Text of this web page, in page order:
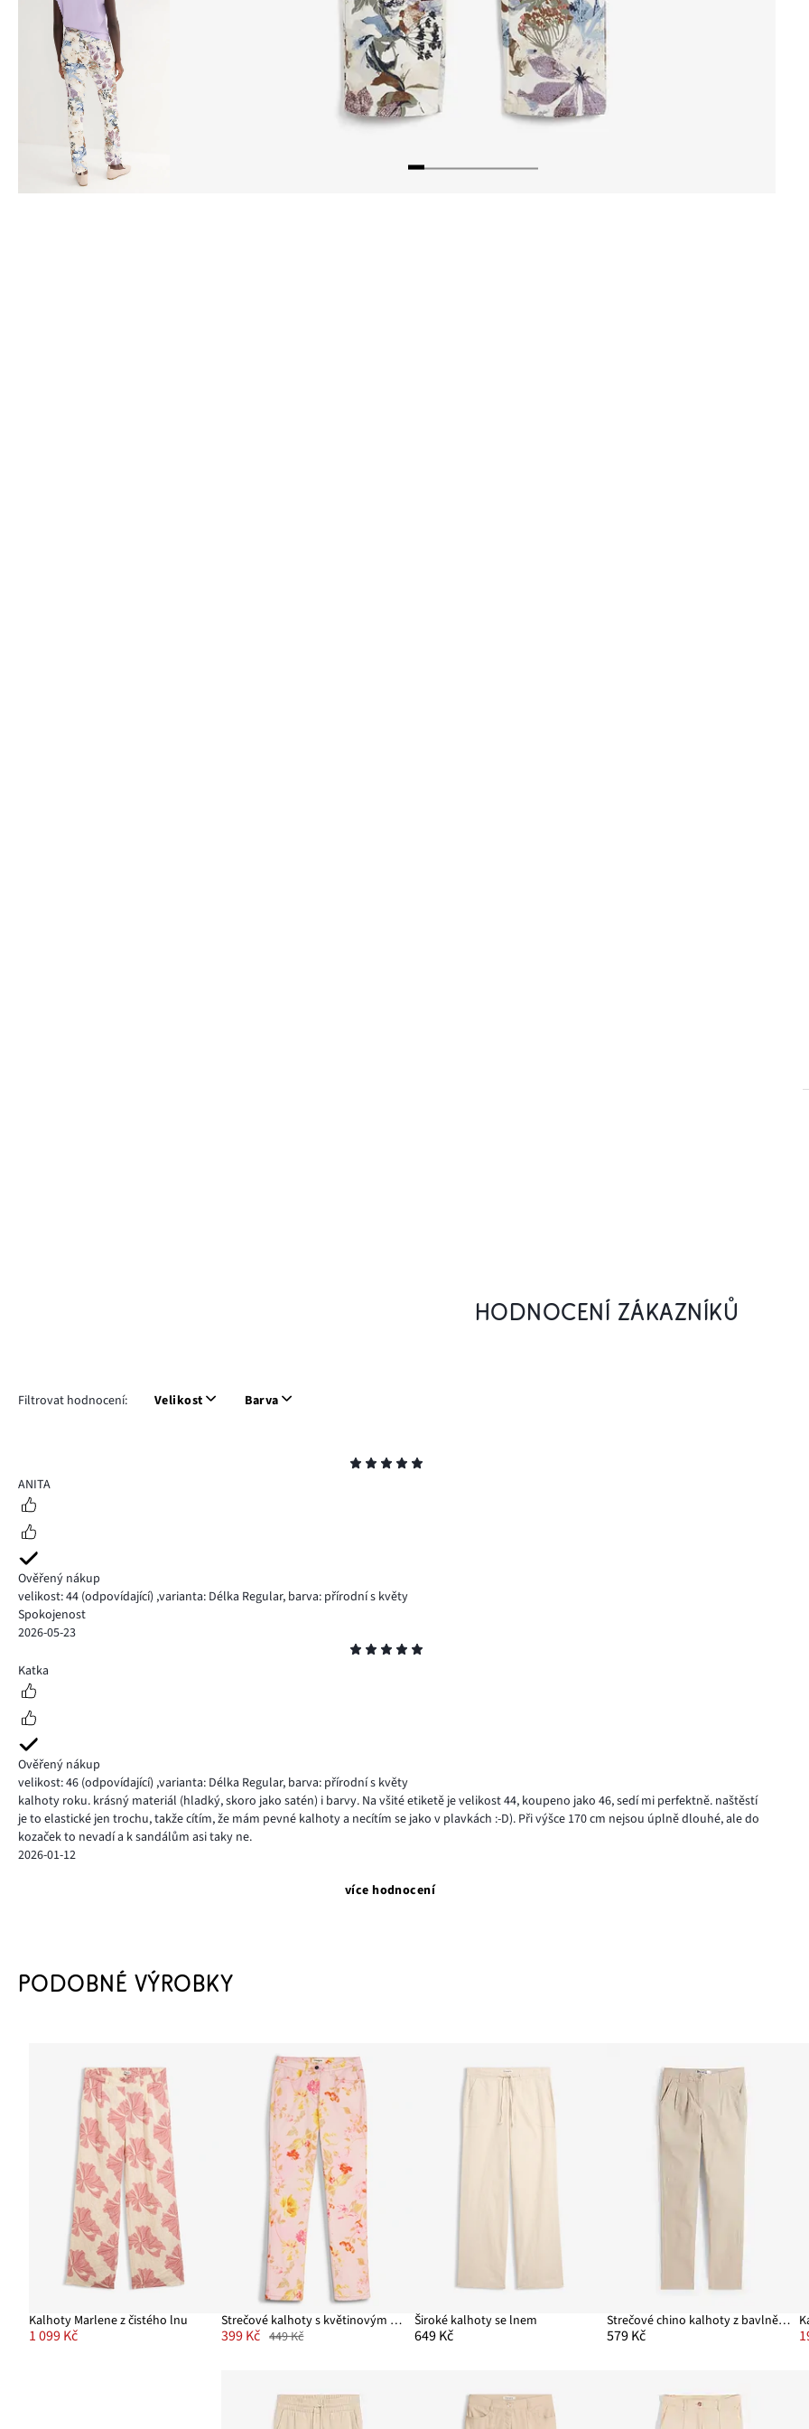
HODNOCENÍ ZÁKAZNÍKŮ
Filtrovat hodnocení: Velikost Barva
5
ANITA
Ověřený nákup
velikost: 44 (odpovídající) ,varianta: Délka Regular, barva: přírodní s květy
Spokojenost
2026-05-23
5
Katka
Ověřený nákup
velikost: 46 (odpovídající) ,varianta: Délka Regular, barva: přírodní s květy
kalhoty roku. krásný materiál (hladký, skoro jako satén) i barvy. Na všité etiketě je velikost 44, koupeno jako 46, sedí mi perfektně. naštěstí
je to elastické jen trochu, takže cítím, že mám pevné kalhoty a necítím se jako v plavkách :-D). Při výšce 170 cm nejsou úplně dlouhé, ale do
kozaček to nevadí a k sandálům asi taky ne.
2026-01-12
více hodnocení
PODOBNÉ VÝROBKY
Kalhoty Marlene z čistého lnu
1 099 Kč
Strečové kalhoty s květinovým potiskem
399 Kč 449 Kč
Široké kalhoty se lnem
649 Kč
Strečové chino kalhoty z bavlněné směsi
579 Kč